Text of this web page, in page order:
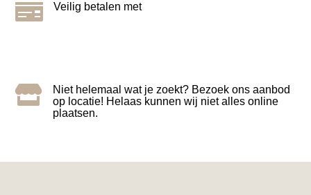
 Veilig betalen met

Niet helemaal wat je zoekt? Bezoek ons aanbod
op locatie! Helaas kunnen wij niet alles online
plaatsen.